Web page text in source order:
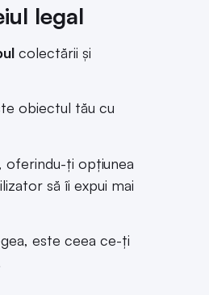
legal
colectării și
obiectul tău cu
ți opțiunea
să îi expui mai
este ceea ce-ți